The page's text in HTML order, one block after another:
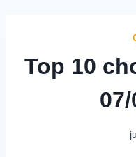
Top 10